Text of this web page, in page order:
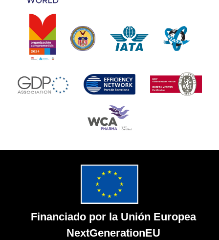
Financiado por la Unión Europea
NextGenerationEU